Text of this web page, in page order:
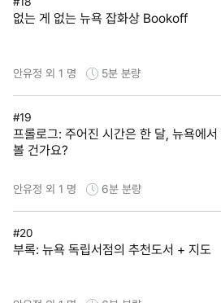
없는 게 없는 뉴욕 잡화상 Bookoff
안유정 외 1 명 5분 분량
#19
프롤로그: 주어진 시간은 한 달, 뉴욕에서
볼 건가요?
안유정 외 1 명 6분 분량
#20
부록: 뉴욕 독립서점의 추천도서 + 지도